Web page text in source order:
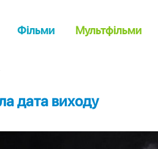
Фільми Мультфільми
дата виходу